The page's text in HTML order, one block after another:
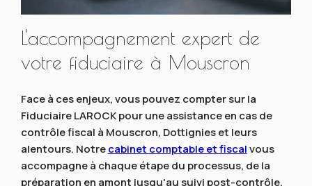
L'accompagnement expert de
votre fiduciaire à Mouscron
Face à ces enjeux, vous pouvez compter sur la
Fiduciaire LAROCK pour une assistance en cas de
contrôle fiscal à Mouscron, Dottignies et leurs
alentours. Notrecabinet comptable et fiscalvous
accompagne à chaque étape du processus, de la
préparation en amont jusqu'au suivi post-contrôle.